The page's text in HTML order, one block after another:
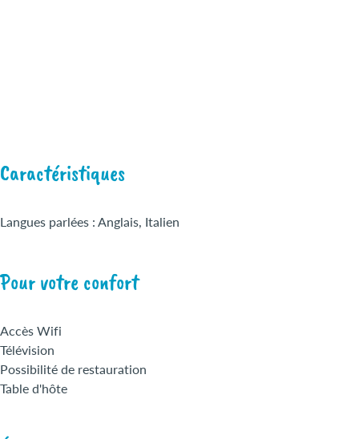
Caractéristiques
Langues parlées : Anglais, Italien
Pour votre confort
Accès Wifi
Télévision
Possibilité de restauration
Table d'hôte